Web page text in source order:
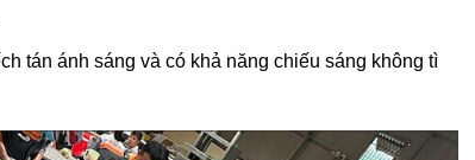
tán ánh sáng và có khả năng chiếu sáng không tì